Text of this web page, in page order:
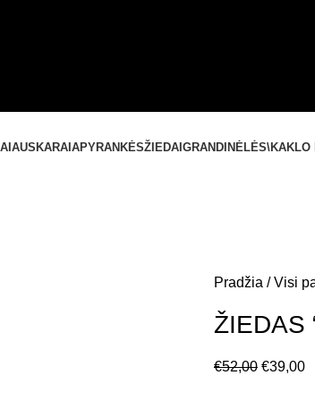
AUSKARAI APYRANKĖSŽIEDAI GRANDINĖLĖS\KAKLO
Pradžia Visi
ŽIEDAS
€52,00 €39,00